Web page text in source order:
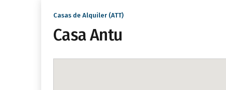
Casas de Alquiler (ATT)
Casa Antu